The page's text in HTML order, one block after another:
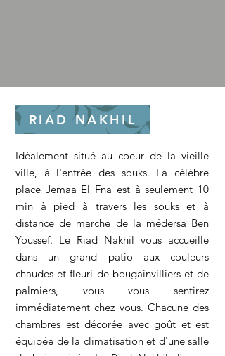
Idéalement situé au coeur de la vieille
ville, à l'entrée des souks. La célèbre
place Jemaa El Fna est à seulement 10
min à pied à travers les souks et à
distance de marche de la médersa Ben
Youssef. Le Riad Nakhil vous accueille
dans un grand patio aux couleurs
chaudes et fleuri de bougainvilliers et de
palmiers, vous vous sentirez
immédiatement chez vous. Chacune des
chambres est décorée avec goût et est
équipée de la climatisation et d'une salle
RIAD NAKHIL